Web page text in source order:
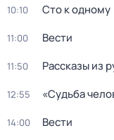
10:10 Сто к одному
11:00 Вести
11:50 Рассказы из
12:55 «Судьба
14:00 Вести